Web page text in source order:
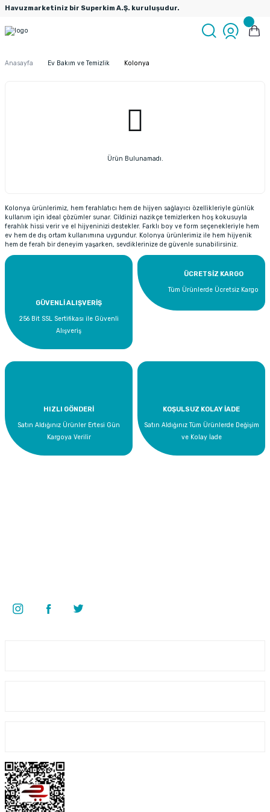
Havuzmarketiniz bir Superkim A.Ş. kuruluşudur.
Anasayfa Ev Bakım ve Temizlik Kolonya
Ürün Bulunamadı.
Kolonya ürünlerimiz, hem ferahlatıcı hem de hijyen sağlayıcı özellikleriyle günlük
kullanım için ideal çözümler sunar. Cildinizi nazikçe temizlerken hoş kokusuyla
ferahlık hissi verir ve el hijyeninizi destekler. Farklı boy ve form seçenekleriyle hem
ev hem de dış ortam kullanımına uygundur. Kolonya ürünlerimiz ile hem hijyenik
hem de ferah bir deneyim yaşarken, sevdiklerinize de güvenle sunabilirsiniz.
GÜVENLİ ALIŞVERİŞ
256 Bit SSL Sertifikası ile Güvenli
Alışveriş
ÜCRETSİZ KARGO
Tüm Ürünlerde Ücretsiz Kargo
HIZLI GÖNDERİ
Satın Aldığınız Ürünler Ertesi Gün
Kargoya Verilir
KOŞULSUZ KOLAY İADE
Satın Aldığınız Tüm Ürünlerde Değişim
ve Kolay İade